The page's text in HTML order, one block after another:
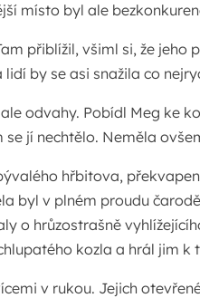
místo byl ale
přiblížil, všiml si, že jeho
by se asi snažila co
odvahy. Pobídl Meg ke
se jí nechtělo. Neměla
hřbitova,
byl v plném proudu
o hrůzostrašně
kozla a hrál jim k
v rukou. Jejich